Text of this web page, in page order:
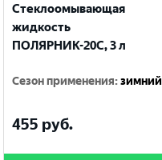
Стеклоомывающая
жидкость
ПОЛЯРНИК-20C, 3 л
Сезон применения:зимний
455 руб.